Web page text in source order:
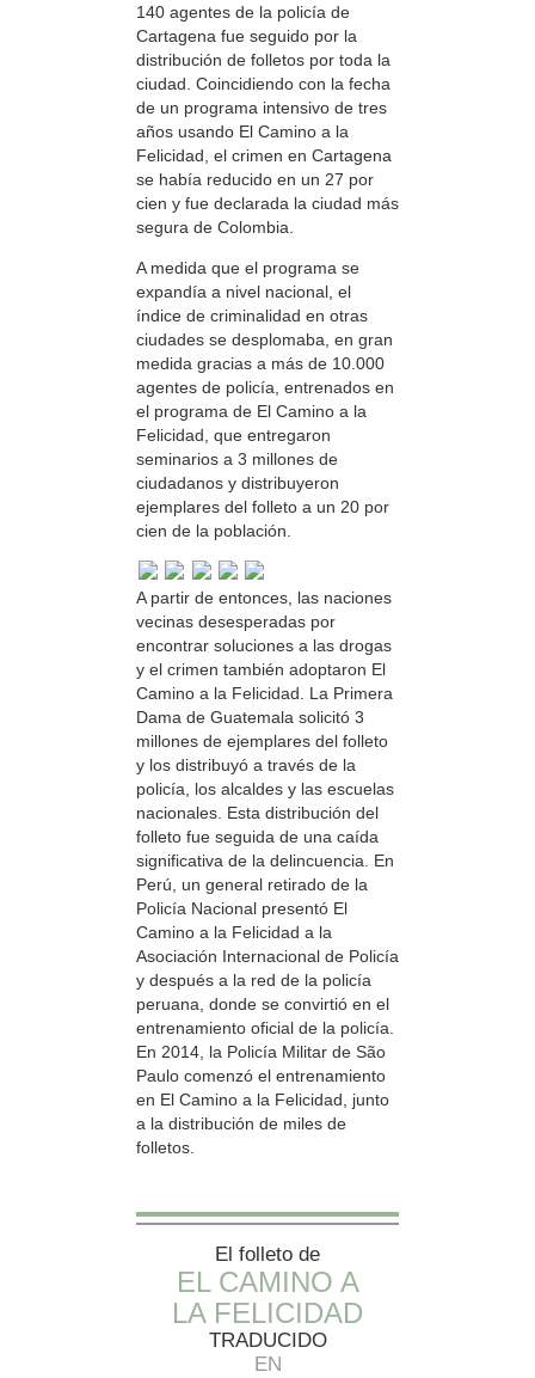
140 agentes de la policía de
Cartagena fue seguido por la
distribución de folletos por toda la
ciudad. Coincidiendo con la fecha
de un programa intensivo de tres
años usando El Camino a la
Felicidad, el crimen en Cartagena
se había reducido en un 27 por
cien y fue declarada la ciudad más
segura de Colombia.
A medida que el programa se
expandía a nivel nacional, el
índice de criminalidad en otras
ciudades se desplomaba, en gran
medida gracias a más de 10.000
agentes de policía, entrenados en
el programa de El Camino a la
Felicidad, que entregaron
seminarios a 3 millones de
ciudadanos y distribuyeron
ejemplares del folleto a un 20 por
cien de la población.
A partir de entonces, las naciones
vecinas desesperadas por
encontrar soluciones a las drogas
y el crimen también adoptaron El
Camino a la Felicidad. La Primera
Dama de Guatemala solicitó 3
millones de ejemplares del folleto
y los distribuyó a través de la
policía, los alcaldes y las escuelas
nacionales. Esta distribución del
folleto fue seguida de una caída
significativa de la delincuencia. En
Perú, un general retirado de la
Policía Nacional presentó El
Camino a la Felicidad a la
Asociación Internacional de Policía
y después a la red de la policía
peruana, donde se convirtió en el
entrenamiento oficial de la policía.
En 2014, la Policía Militar de São
Paulo comenzó el entrenamiento
en El Camino a la Felicidad, junto
a la distribución de miles de
folletos.
El folleto de
EL CAMINO A
LA FELICIDAD
TRADUCIDO
EN